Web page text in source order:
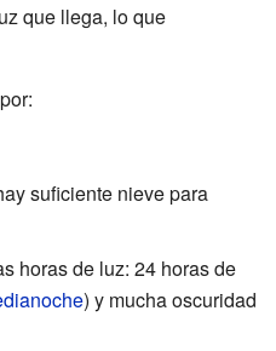
que llega, lo que
suficiente nieve para
horas de luz: 24 horas de
) y mucha oscuridad